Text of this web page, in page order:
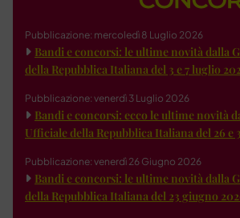
Pubblicazione: mercoledì 8 Luglio 2026
Bandi e concorsi: le ultime novità dalla
della Repubblica Italiana del 3 e 7 luglio
Pubblicazione: venerdì 3 Luglio 2026
Bandi e concorsi: ecco le ultime novità
Ufficiale della Repubblica Italiana del 26 e
Pubblicazione: venerdì 26 Giugno 2026
Bandi e concorsi: le ultime novità dalla
della Repubblica Italiana del 23 giugno